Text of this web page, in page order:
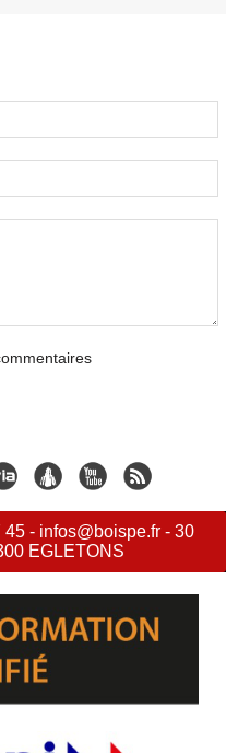
- infos@boispe.fr - 30
EGLETONS